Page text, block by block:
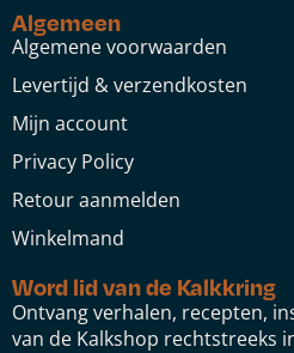
Algemeen
Algemene voorwaarden
Levertijd & verzendkosten
Mijn account
Privacy Policy
Retour aanmelden
Winkelmand
Word lid van de Kalkkring
Ontvang verhalen, recepten,
van de Kalkshop rechtstreeks